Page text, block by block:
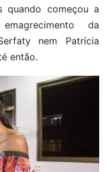
quando começou a
da
nem Patrícia
então.